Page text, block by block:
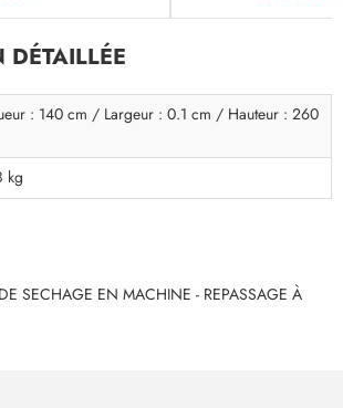
DÉTAILLÉE
: 140 cm / Largeur : 0.1 cm / Hauteur : 260
kg
SECHAGE EN MACHINE - REPASSAGE À